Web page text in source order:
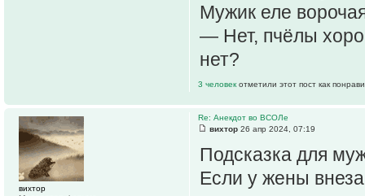
Мужик еле
— Нет, пчёлы
нет?
3 человек отметили этот пост как
Re: Анекдот во ВСОЛе
вихтор 26 апр 2024, 07:19
Подсказка для
Если у жены
вихтор